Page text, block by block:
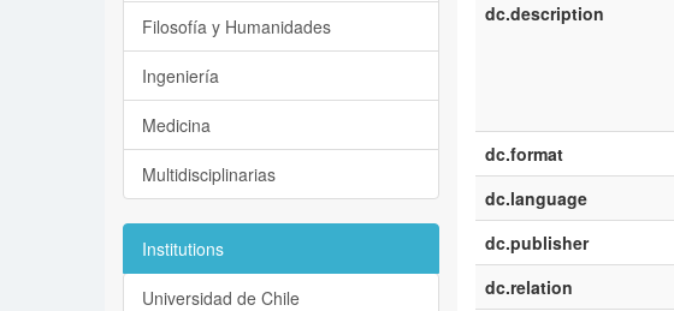
dc.description
dc.format
dc.language
dc.publisher
dc.relation
Filosofía y Humanidades
Ingeniería
Medicina
Multidisciplinarias
Institutions
Universidad de Chile